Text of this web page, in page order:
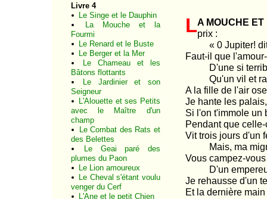
Livre 4
Le Singe et le Dauphin
La Mouche et la
Fourmi
Le Renard et le Buste
Le Berger et la Mer
Le Chameau et les
Bâtons flottants
Le Jardinier et son
Seigneur
L'Alouette et ses Petits
avec le Maître d'un
champ
Le Combat des Rats et
des Belettes
Le Geai paré des
plumes du Paon
Le Lion amoureux
Le Cheval s'étant voulu
venger du Cerf
L'Ane et le petit Chien
La mouche
prix :
« 0 Jupiter! dit
Faut-il que
D'une si
Qu'un vil et
A la fille de l'air
Je hante les
Si l'on t'immole un
Pendant que
Vit trois jours d'un
Mais, ma
Vous campez-
D'un
Je rehausse d'un
Et la dernière